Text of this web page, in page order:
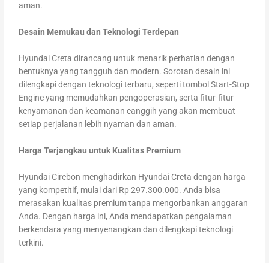
aman.
Desain Memukau dan Teknologi Terdepan
Hyundai Creta dirancang untuk menarik perhatian dengan
bentuknya yang tangguh dan modern. Sorotan desain ini
dilengkapi dengan teknologi terbaru, seperti tombol Start-Stop
Engine yang memudahkan pengoperasian, serta fitur-fitur
kenyamanan dan keamanan canggih yang akan membuat
setiap perjalanan lebih nyaman dan aman.
Harga Terjangkau untuk Kualitas Premium
Hyundai Cirebon menghadirkan Hyundai Creta dengan harga
yang kompetitif, mulai dari Rp 297.300.000. Anda bisa
merasakan kualitas premium tanpa mengorbankan anggaran
Anda. Dengan harga ini, Anda mendapatkan pengalaman
berkendara yang menyenangkan dan dilengkapi teknologi
terkini.